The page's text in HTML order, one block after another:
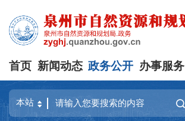
首页 新闻动态 政务公开 办事服务